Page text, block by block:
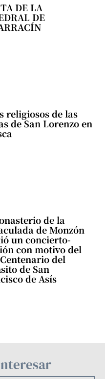
DE LA
DE
religiosos de las
de San Lorenzo en
de la
de Monzón
un concierto-
con motivo del
del
de San
de Asís